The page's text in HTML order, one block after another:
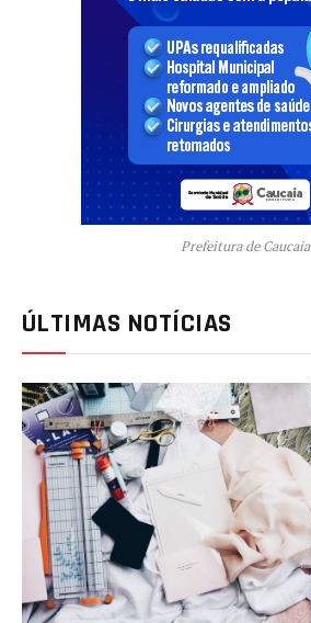
Prefeitura de Caucaia
ÚLTIMAS NOTÍCIAS